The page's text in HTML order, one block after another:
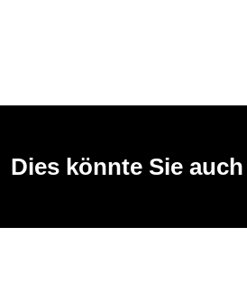
Dies könnte Sie